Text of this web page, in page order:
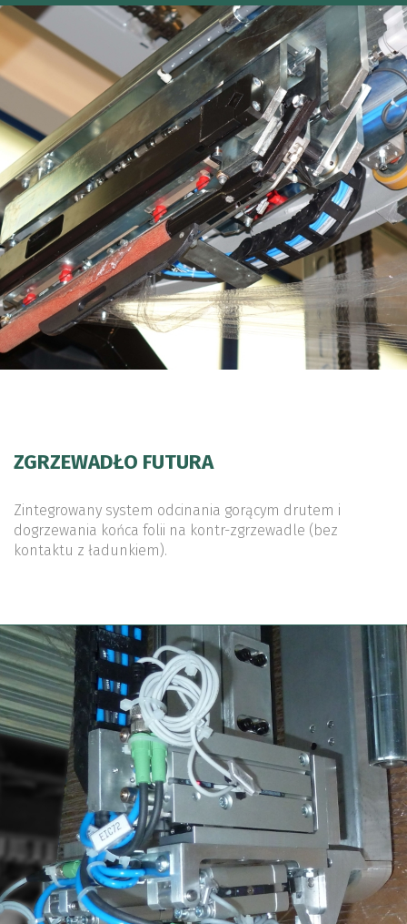
ZGRZEWADŁO FUTURA
Zintegrowany system odcinania gorącym drutem i
dogrzewania końca folii na kontr-zgrzewadle (bez
kontaktu z ładunkiem).